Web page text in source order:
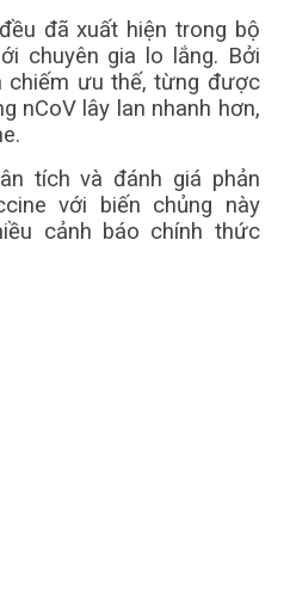
đã xuất hiện trong bộ
chuyên gia lo lắng. Bởi
chiếm ưu thế, từng được
nCoV lây lan nhanh hơn,
tích và đánh giá phản
với biến chủng này
cảnh báo chính thức